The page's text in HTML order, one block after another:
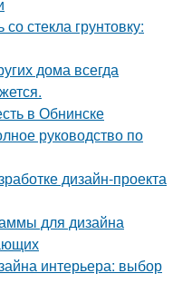
стекла грунтовку:
дома всегда
в Обнинске
руководство по
дизайн-проекта
для дизайна
интерьера: выбор